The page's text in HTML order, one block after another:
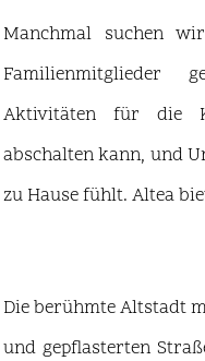
Manchmal suchen
Familienmitglieder
Aktivitäten für die
abschalten kann, und
zu Hause fühlt. Altea
Die berühmte Altstadt
und gepflasterten